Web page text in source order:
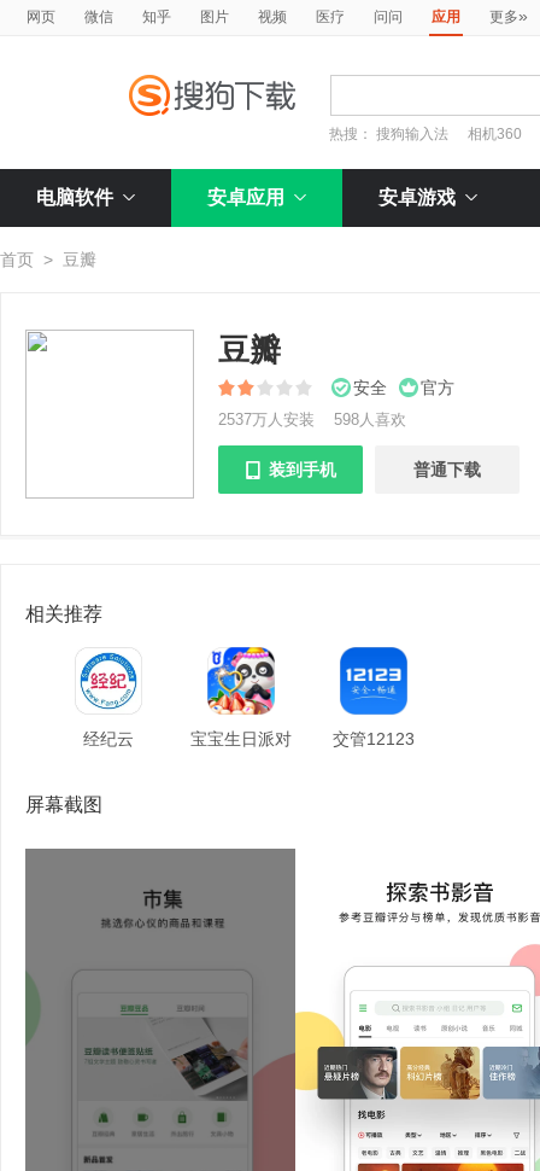
网页 微信 知乎 图片 视频 医疗 问问 应用 更多»
热搜：搜狗输入法 相机360
电脑软件 安卓应用 安卓游戏
首页 > 豆瓣
豆瓣
安全 官方
2537万人安装 598人喜欢
 装到手机 普通下载
相关推荐
经纪云 宝宝生日派对 交管12123
屏幕截图